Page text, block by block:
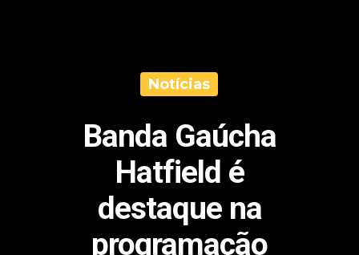
Notícias
Banda Gaúcha
Hatfield é
destaque na
programação